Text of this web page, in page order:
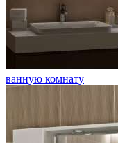
ванную комнату